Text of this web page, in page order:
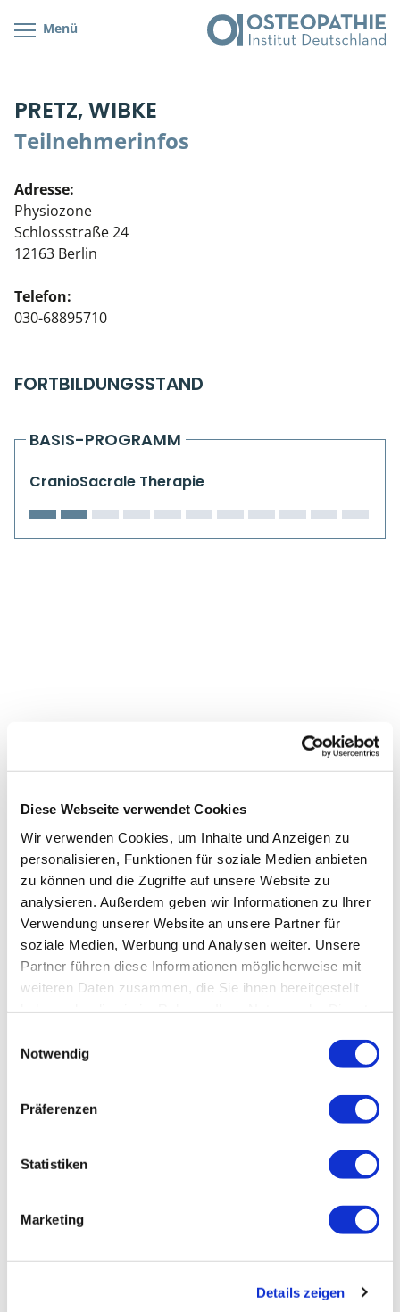
Diese Webseite verwendet Cookies
Wir verwenden Cookies, um Inhalte und Anzeigen zu
personalisieren, Funktionen für soziale Medien anbieten
zu können und die Zugriffe auf unsere Website zu
analysieren. Außerdem geben wir Informationen zu Ihrer
Verwendung unserer Website an unsere Partner für
soziale Medien, Werbung und Analysen weiter. Unsere
Partner führen diese Informationen möglicherweise mit
weiteren Daten zusammen, die Sie ihnen bereitgestellt
Notwendig
Präferenzen
Statistiken
Marketing
Details zeigen
Menü
PRETZ, WIBKE
Teilnehmerinfos
Adresse:
Physiozone
Schlossstraße 24
12163 Berlin
Telefon:
030-68895710
FORTBILDUNGSSTAND
BASIS-PROGRAMM
CranioSacrale Therapie
Cranial/Neurale Osteopathie
Parietale Osteopathie
Viszerale Osteopathie
Klinische & Praktische Kurse
Live Online-Kurse
Kursorte mit Kursangeboten
Bonus-Programm
Veranstaltungsticket DB
Wissenswertes
Teilnehmerliste
Stellenbörse
Soziales Engagement